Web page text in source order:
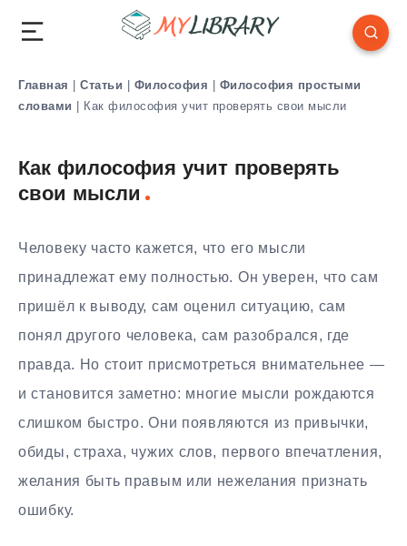
Главная | Статьи | Философия | Философия простыми
словами | Как философия учит проверять свои мысли
Как философия учит проверять
свои мысли
Человеку часто кажется, что его мысли
принадлежат ему полностью. Он уверен, что сам
пришёл к выводу, сам оценил ситуацию, сам
понял другого человека, сам разобрался, где
правда. Но стоит присмотреться внимательнее —
и становится заметно: многие мысли рождаются
слишком быстро. Они появляются из привычки,
обиды, страха, чужих слов, первого впечатления,
желания быть правым или нежелания признать
ошибку.